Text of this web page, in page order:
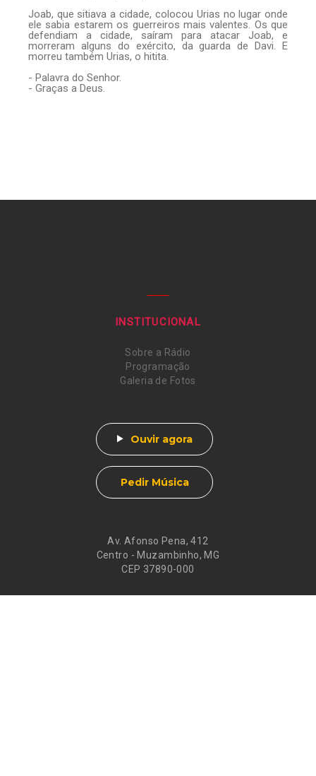
Joab, que sitiava a cidade, colocou Urias no lugar onde
ele sabia estarem os guerreiros mais valentes. Os que
defendiam a cidade, saíram para atacar Joab, e
morreram alguns do exército, da guarda de Davi. E
morreu também Urias, o hitita.
- Palavra do Senhor.
- Graças a Deus.
Av. Afonso Pena, 412
Centro - Muzambinho, MG
CEP 37890-000
INSTITUCIONAL
Sobre a Rádio
Programação
Galeria de Fotos
Ouvir agora
Pedir Música